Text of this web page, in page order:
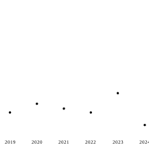
2019 2020 2021 2022 2023